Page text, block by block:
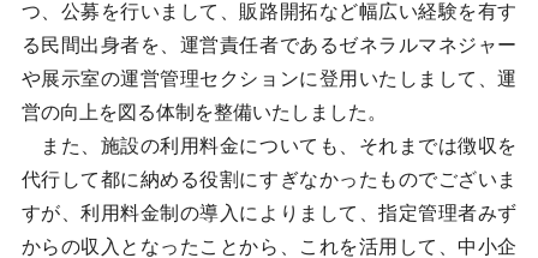
つ、公募を行いまして、販路開拓など幅広い経験を有す
る民間出身者を、運営責任者であるゼネラルマネジャー
や展示室の運営管理セクションに登用いたしまして、運
営の向上を図る体制を整備いたしました。
また、施設の利用料金についても、それまでは徴収を
代行して都に納める役割にすぎなかったものでございま
すが、利用料金制の導入によりまして、指定管理者みず
からの収入となったことから、これを活用して、中小企